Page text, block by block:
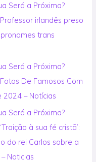
Será a Próxima?
Professor irlandês preso
trans
Será a Próxima?
Fotos De Famosos Com
2024 – Notícias
Será a Próxima?
‘Traição à sua fé cristã’:
do rei Carlos sobre a
Noticias